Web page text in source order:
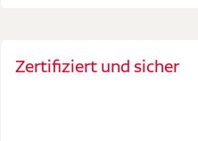
Zertifiziert und sicher